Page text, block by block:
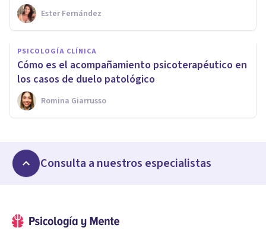
Ester Fernández
PSICOLOGÍA CLÍNICA
Cómo es el acompañamiento psicoterapéutico en
los casos de duelo patológico
Romina Giarrusso
Consulta a nuestros especialistas